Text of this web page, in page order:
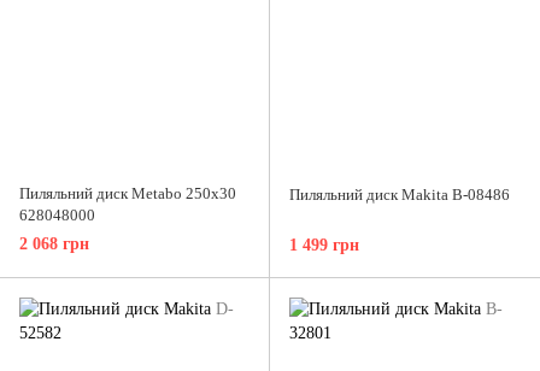
Пиляльний диск Metabo 250x30
628048000
2 068 грн
Пиляльний диск Makita B-08486
1 499 грн